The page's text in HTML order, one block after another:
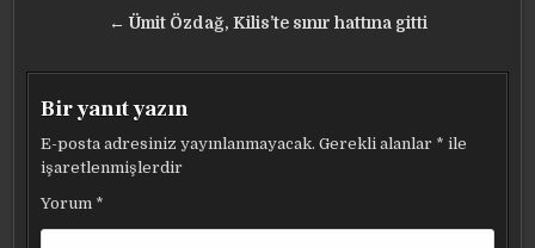
← Ümit Özdağ, Kilis’te sınır hattına gitti
Bir yanıt yazın
E-posta adresiniz yayınlanmayacak. Gerekli alanlar * ile
işaretlenmişlerdir
Yorum *